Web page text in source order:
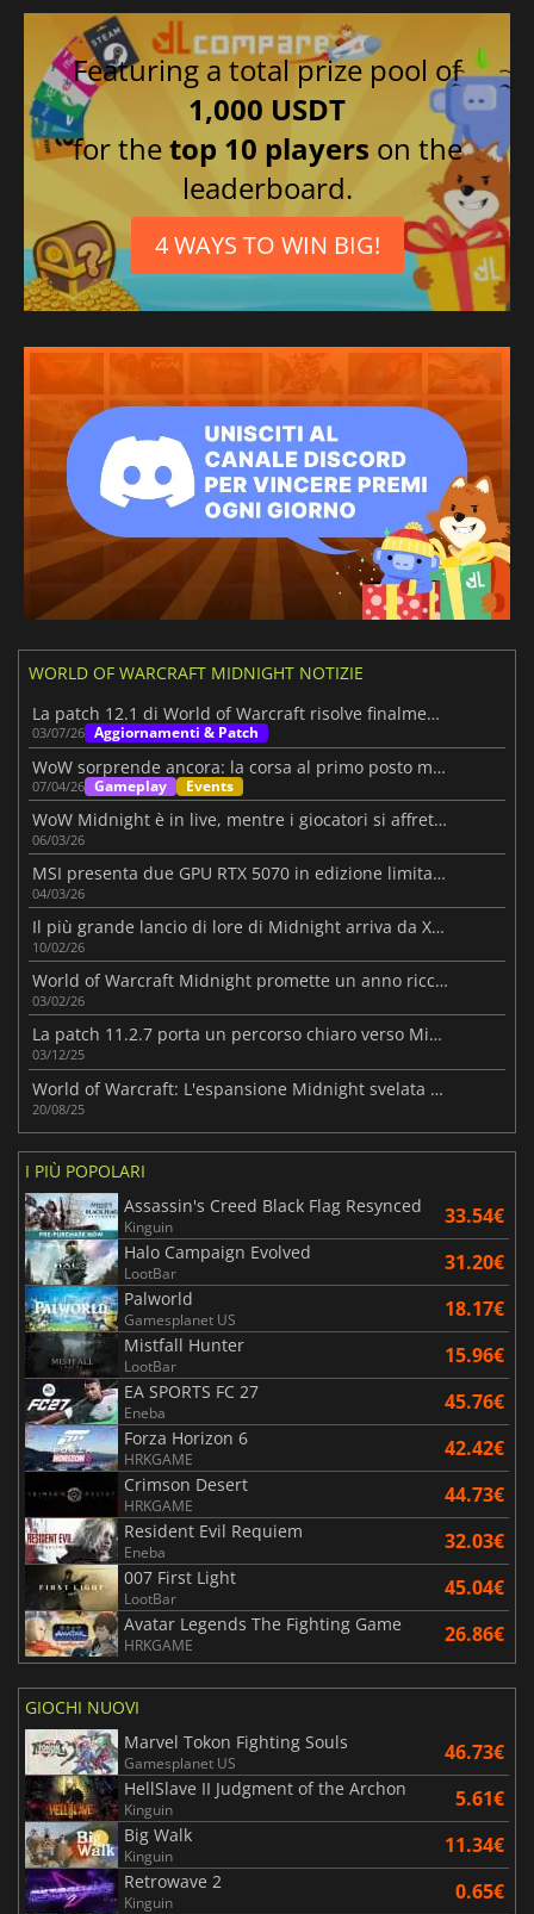
Featuring a total prize pool of
1,000 USDT
for thetop 10 players on the
leaderboard.
4 WAYS TO WIN BIG!
WORLD OF WARCRAFT MIDNIGHT NOTIZIE
La patch 12.1 di World of Warcraft risolve finalmente un piccolo incubo per gli amanti dei personaggi secondari
03/07/26 Aggiornamenti & Patch
WoW sorprende ancora: la corsa al primo posto mondiale
07/04/26 Gameplay Events
WoW Midnight è in live, mentre i giocatori si affrettano a livellare nella nuova espansione
06/03/26
MSI presenta due GPU RTX 5070 in edizione limitata a tema WoW
04/03/26
Il più grande lancio di lore di Midnight arriva da Xal'atath
10/02/26
World of Warcraft Midnight promette un anno ricco di contenuti
03/02/26
La patch 11.2.7 porta un percorso chiaro verso Midnight
03/12/25
World of Warcraft: L'espansione Midnight svelata alla Gamescom 2025
20/08/25
I PIÙ POPOLARI
Assassin's Creed Black Flag Resynced
Kinguin 33.54€
Halo Campaign Evolved
LootBar 31.20€
Palworld
Gamesplanet US 18.17€
Mistfall Hunter
LootBar 15.96€
EA SPORTS FC 27
Eneba 45.76€
Forza Horizon 6
HRKGAME 42.42€
Crimson Desert
HRKGAME 44.73€
Resident Evil Requiem
Eneba 32.03€
007 First Light
LootBar 45.04€
Avatar Legends The Fighting Game
HRKGAME 26.86€
GIOCHI NUOVI
Marvel Tokon Fighting Souls
Gamesplanet US 46.73€
HellSlave II Judgment of the Archon
Kinguin 5.61€
Big Walk
Kinguin 11.34€
Retrowave 2
Kinguin 0.65€